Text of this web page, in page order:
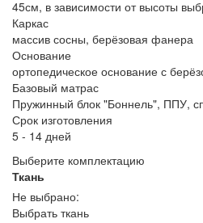
45см, в зависимости от высоты
Каркас
массив сосны, берёзовая фанера
Основание
ортопедическое основание с
Базовый матрас
Пружинный блок "Боннель", ППУ,
Срок изготовления
5 - 14 дней
Выберите комплектацию
Ткань
Не выбрано:
Выбрать ткань